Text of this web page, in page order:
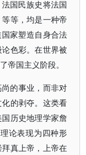
国民族史将法国
等，均是一种帝
家塑造自身合法
色彩。在世界被
帝国主义阶段。
的事业，而非对
的剥夺。这类看
历史地理学家詹
论表现为四种形
真上帝，上帝在